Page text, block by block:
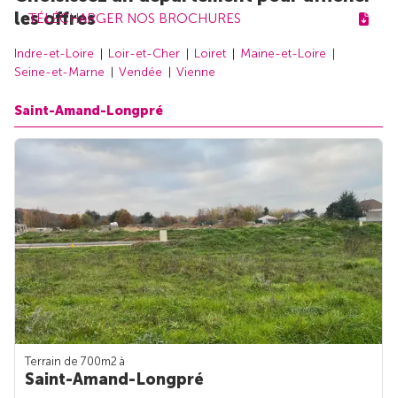
TÉLÉCHARGER NOS BROCHURES
les offres
Indre-et-Loire Loir-et-Cher Loiret
Maine-et-Loire
Seine-et-Marne
Vendée Vienne
Saint-Amand-Longpré
Terrain de 700m2 à
Saint-Amand-Longpré